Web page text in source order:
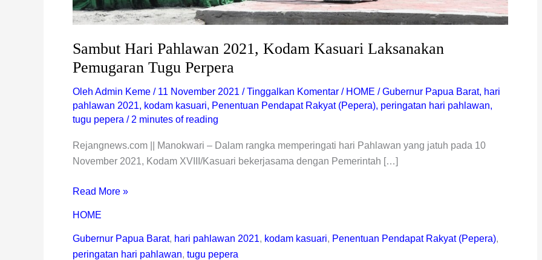
Sambut Hari Pahlawan 2021, Kodam Kasuari Laksanakan
Pemugaran Tugu Perpera
Oleh Admin Keme / 11 November 2021 /Tinggalkan Komentar / HOME /Gubernur Papua Barat, hari
pahlawan 2021, kodam kasuari, Penentuan Pendapat Rakyat (Pepera), peringatan hari pahlawan,
tugu pepera / 2 minutes of reading
Rejangnews.com || Manokwari – Dalam rangka memperingati hari Pahlawan yang jatuh pada 10
November 2021, Kodam XVIII/Kasuari bekerjasama dengan Pemerintah […]
Read More »
HOME
Gubernur Papua Barat, hari pahlawan 2021, kodam kasuari, Penentuan Pendapat Rakyat (Pepera),
peringatan hari pahlawan, tugu pepera